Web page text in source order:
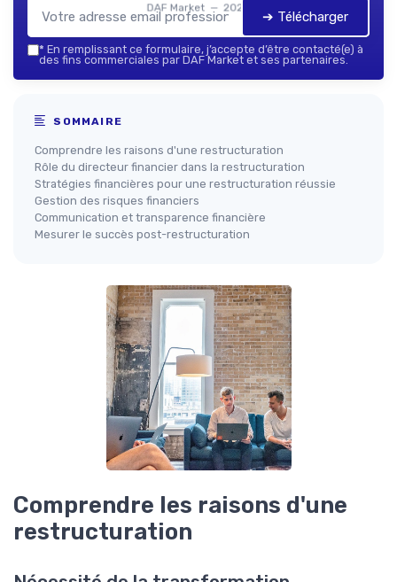
DAF Market — 2026
➔ Télécharger
* En remplissant ce formulaire, j’accepte d’être contacté(e) à
des fins commerciales par DAF Market et ses partenaires.
SOMMAIRE
Comprendre les raisons d'une restructuration
Rôle du directeur financier dans la restructuration
Stratégies financières pour une restructuration réussie
Gestion des risques financiers
Communication et transparence financière
Mesurer le succès post-restructuration
Comprendre les raisons d'une
restructuration